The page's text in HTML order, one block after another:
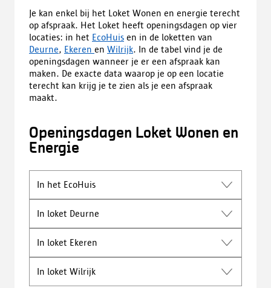
Je kan enkel bij het Loket Wonen en energie terecht
op afspraak. Het Loket heeft openingsdagen op vier
locaties: in het EcoHuis en in de loketten van
Deurne, Ekeren en Wilrijk. In de tabel vind je de
openingsdagen wanneer je er een afspraak kan
maken. De exacte data waarop je op een locatie
terecht kan krijg je te zien als je een afspraak
maakt.
Openingsdagen Loket Wonen en
Energie
In het EcoHuis
In loket Deurne
In loket Ekeren
In loket Wilrijk